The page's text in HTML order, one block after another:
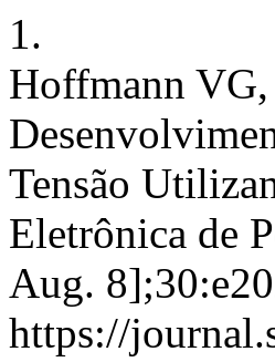
1.
Hoffmann
Tensão
Eletrônica de
Aug.
https://